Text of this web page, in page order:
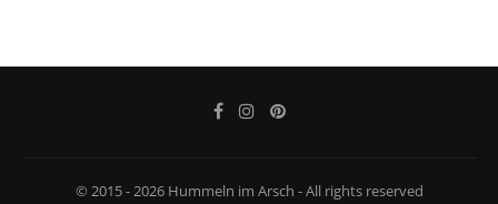
© 2015 - 2026 Hummeln im Arsch - All rights reserved